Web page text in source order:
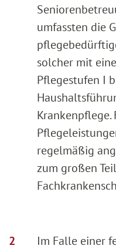
umfassten die
solcher mit
Pflegestufen I
Krankenpflege.
regelmäßig
zum großen
Im Falle einer